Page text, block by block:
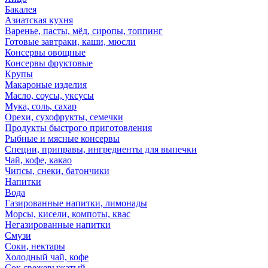
Бакалея
Азиатская кухня
Варенье, пасты, мёд, сиропы, топпинг
Готовые завтраки, каши, мюсли
Консервы овощные
Консервы фруктовые
Крупы
Макароные изделия
Масло, соусы, уксусы
Мука, соль, сахар
Орехи, сухофрукты, семечки
Продукты быстрого приготовления
Рыбные и мясные консервы
Специи, приправы, ингредиенты для выпечки
Чай, кофе, какао
Чипсы, снеки, батончики
Напитки
Вода
Газированные напитки, лимонады
Морсы, кисели, компоты, квас
Негазированные напитки
Смузи
Соки, нектары
Холодный чай, кофе